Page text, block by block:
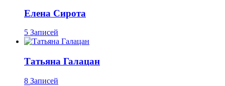
Елена Сирота
5 Записей
Татьяна Галацан
8 Записей